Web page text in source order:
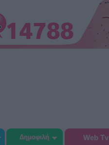
Δημοφιλή Web Tv